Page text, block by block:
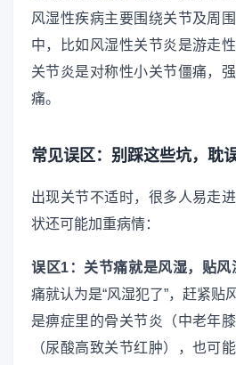
风湿性疾病主要围绕关节及周
中，比如风湿性关节炎是游走
关节炎是对称性小关节僵痛，
痛。
常见误区：别踩这些坑，耽
出现关节不适时，很多人易走
状还可能加重病情：
误区1：关节痛就是风湿，贴风
痛就认为是“风湿犯了”，赶紧贴
是痹症里的骨关节炎（中老年
（尿酸高致关节红肿），也可